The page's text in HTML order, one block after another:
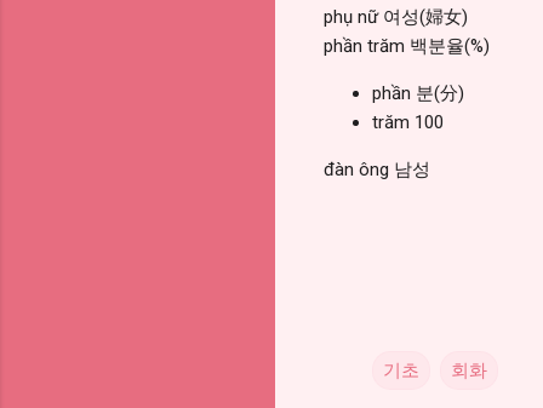
phụ nữ 여성(婦女)
phần trăm 백분율(%)
phần 분(分)
trăm 100
đàn ông 남성
기초 회화